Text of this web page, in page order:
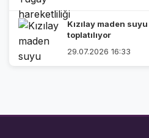
Kızılay maden
toplatılıyor
29.07.2026 16:33